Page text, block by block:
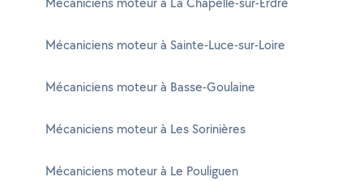
Mécaniciens moteur à Sainte-Luce-sur-Loire
Mécaniciens moteur à Basse-Goulaine
Mécaniciens moteur à Les Sorinières
Mécaniciens moteur à Le Pouliguen